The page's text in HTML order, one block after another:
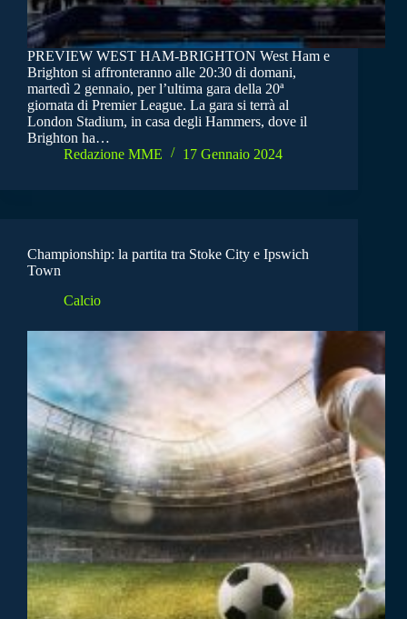
PREVIEW WEST HAM-BRIGHTON West Ham e
Brighton si affronteranno alle 20:30 di domani,
martedì 2 gennaio, per l’ultima gara della 20ª
giornata di Premier League. La gara si terrà al
London Stadium, in casa degli Hammers, dove il
Brighton ha…
Redazione MME
17 Gennaio 2024
Championship: la partita tra Stoke City e Ipswich
Town
Calcio